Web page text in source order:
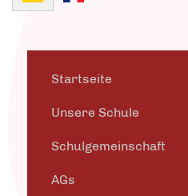
Startseite
Unsere Schule
Schulgemeinschaft
AGs